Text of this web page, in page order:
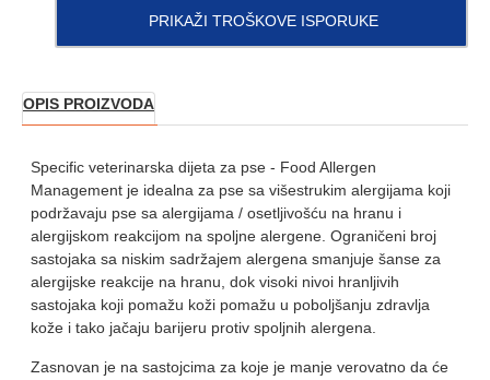
PRIKAŽI TROŠKOVE ISPORUKE
OPIS PROIZVODA
Specific veterinarska dijeta za pse - Food Allergen
Management je idealna za pse sa višestrukim alergijama koji
podržavaju pse sa alergijama / osetljivošću na hranu i
alergijskom reakcijom na spoljne alergene. Ograničeni broj
sastojaka sa niskim sadržajem alergena smanjuje šanse za
alergijske reakcije na hranu, dok visoki nivoi hranljivih
sastojaka koji pomažu koži pomažu u poboljšanju zdravlja
kože i tako jačaju barijeru protiv spoljnih alergena.
Zasnovan je na sastojcima za koje je manje verovatno da će